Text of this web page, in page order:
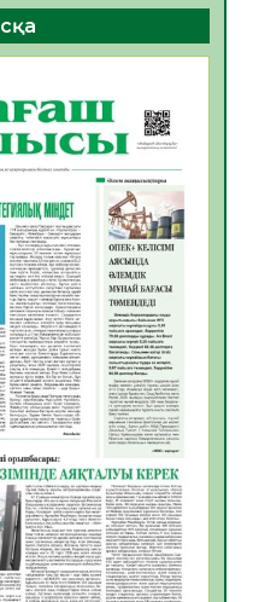
15 0
Жомарт
құттықтауы
5
атты
өтті
4
арқылы
22
игерілуде
23
жүрген
көрсетті
20
ЕЛ» ЕҢБЕК